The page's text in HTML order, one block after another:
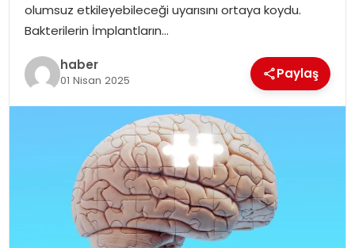
SOSYAL HABER
olumsuz etkileyebileceği uyarısını ortaya koydu.
Bakterilerin İmplantların…
haber
01 Nisan 2025 Paylaş